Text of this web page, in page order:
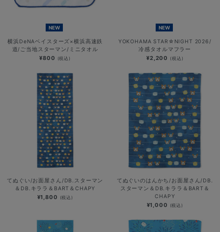
NEW
横浜DeNAベイスターズ×横浜高速鉄
道/ご当地スターマン/ミニタオル
¥800 (税込)
NEW
YOKOHAMA STAR☆NIGHT 2026/
冷感タオルマフラー
¥2,200 (税込)
てぬぐい/お面屋さん/DB.スターマン
＆DB.キララ＆BART＆CHAPY
¥1,800 (税込)
てぬぐいのはんかち/お面屋さん/DB.
スターマン＆DB.キララ＆BART＆
CHAPY
¥1,000 (税込)